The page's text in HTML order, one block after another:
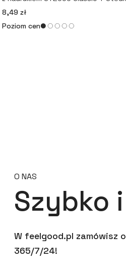
8,49 zł
Poziom cen
O NAS
Szybko
W feelgood.pl zamówisz
365/7/24!